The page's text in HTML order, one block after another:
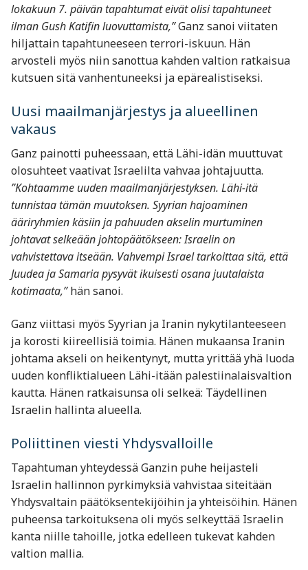
lokakuun 7. päivän tapahtumat eivät olisi tapahtuneet
ilman Gush Katifin luovuttamista,”Ganz sanoi viitaten
hiljattain tapahtuneeseen terrori-iskuun. Hän
arvosteli myös niin sanottua kahden valtion ratkaisua
kutsuen sitä vanhentuneeksi ja epärealistiseksi.
Uusi maailmanjärjestys ja alueellinen
vakaus
Ganz painotti puheessaan, että Lähi-idän muuttuvat
olosuhteet vaativat Israelilta vahvaa johtajuutta.
”Kohtaamme uuden maailmanjärjestyksen. Lähi-itä
tunnistaa tämän muutoksen. Syyrian hajoaminen
ääriryhmien käsiin ja pahuuden akselin murtuminen
johtavat selkeään johtopäätökseen: Israelin on
vahvistettava itseään. Vahvempi Israel tarkoittaa sitä, että
Juudea ja Samaria pysyvät ikuisesti osana juutalaista
kotimaata,”hän sanoi.
Ganz viittasi myös Syyrian ja Iranin nykytilanteeseen
ja korosti kiireellisiä toimia. Hänen mukaansa Iranin
johtama akseli on heikentynyt, mutta yrittää yhä luoda
uuden konfliktialueen Lähi-itään palestiinalaisvaltion
kautta. Hänen ratkaisunsa oli selkeä: Täydellinen
Israelin hallinta alueella.
Poliittinen viesti Yhdysvalloille
Tapahtuman yhteydessä Ganzin puhe heijasteli
Israelin hallinnon pyrkimyksiä vahvistaa siteitään
Yhdysvaltain päätöksentekijöihin ja yhteisöihin. Hänen
puheensa tarkoituksena oli myös selkeyttää Israelin
kanta niille tahoille, jotka edelleen tukevat kahden
valtion mallia.